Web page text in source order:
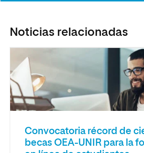
Noticias relacionadas
Convocatoria récord de
becas OEA-UNIR para la